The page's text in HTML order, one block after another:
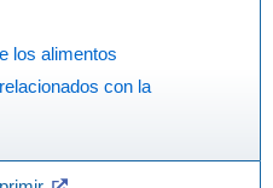
los alimentos
con la